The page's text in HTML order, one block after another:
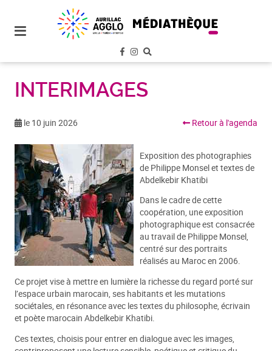
site
INTERIMAGES
le 10 juin 2026 Retour à l'agenda
Exposition des photographies
de Philippe Monsel et textes de
Abdelkebir Khatibi
Dans le cadre de cette
coopération, une exposition
photographique est consacrée
au travail de Philippe Monsel,
centré sur des portraits
réalisés au Maroc en 2006.
Ce projet vise à mettre en lumière la richesse du regard porté sur
l’espace urbain marocain, ses habitants et les mutations
sociétales, en résonance avec les textes du philosophe, écrivain
et poète marocain Abdelkebir Khatibi.
Ces textes, choisis pour entrer en dialogue avec les images,